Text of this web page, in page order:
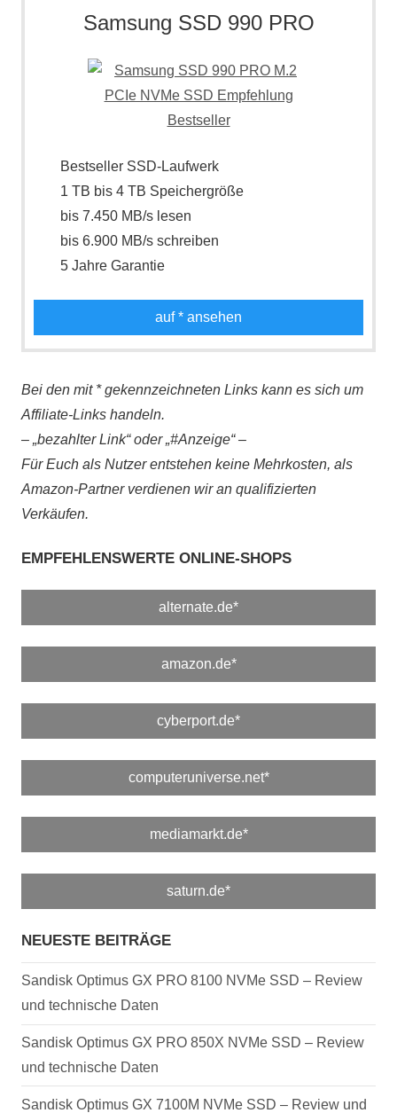
Samsung SSD 990 PRO
Bestseller SSD-Laufwerk
1 TB bis 4 TB Speichergröße
bis 7.450 MB/s lesen
bis 6.900 MB/s schreiben
5 Jahre Garantie
auf* ansehen
Bei den mit * gekennzeichneten Links kann es sich um
Affiliate-Links handeln.
– „bezahlter Link“ oder „#Anzeige“ –
Für Euch als Nutzer entstehen keine Mehrkosten, als
Amazon-Partner verdienen wir an qualifizierten
Verkäufen.
EMPFEHLENSWERTE ONLINE-SHOPS
alternate.de*
amazon.de*
cyberport.de*
computeruniverse.net*
mediamarkt.de*
saturn.de*
NEUESTE BEITRÄGE
Sandisk Optimus GX PRO 8100 NVMe SSD – Review
und technische Daten
Sandisk Optimus GX PRO 850X NVMe SSD – Review
und technische Daten
Sandisk Optimus GX 7100M NVMe SSD – Review und